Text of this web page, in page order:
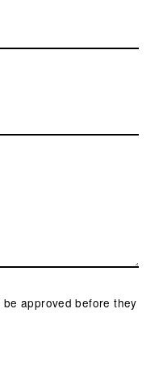
approved before they